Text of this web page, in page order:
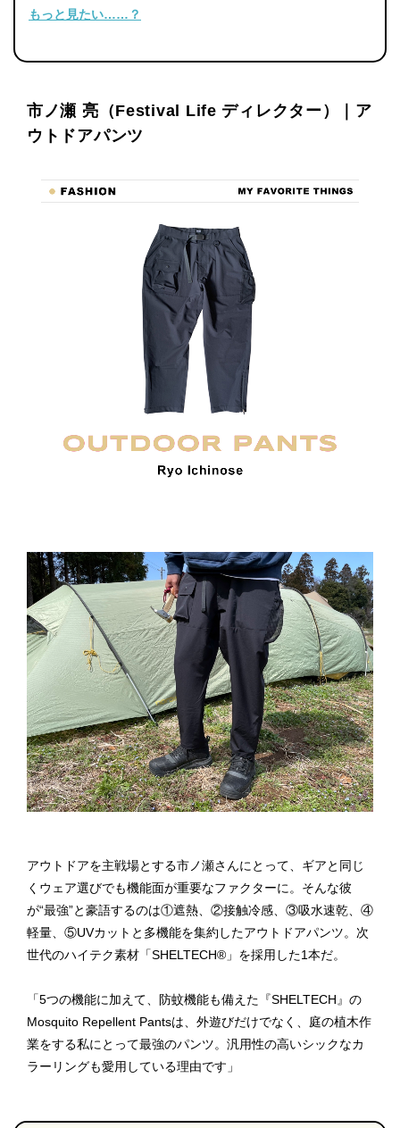
もっと見たい……？
市ノ瀬 亮（Festival Life ディレクター）｜ア
ウトドアパンツ
アウトドアを主戦場とする市ノ瀬さんにとって、ギアと同じ
くウェア選びでも機能面が重要なファクターに。そんな彼
が“最強”と豪語するのは①遮熱、②接触冷感、③吸水速乾、④
軽量、⑤UVカットと多機能を集約したアウトドアパンツ。次
世代のハイテク素材「SHELTECH®️」を採用した1本だ。
「5つの機能に加えて、防蚊機能も備えた『SHELTECH』の
Mosquito Repellent Pantsは、外遊びだけでなく、庭の植木作
業をする私にとって最強のパンツ。汎用性の高いシックなカ
ラーリングも愛用している理由です」